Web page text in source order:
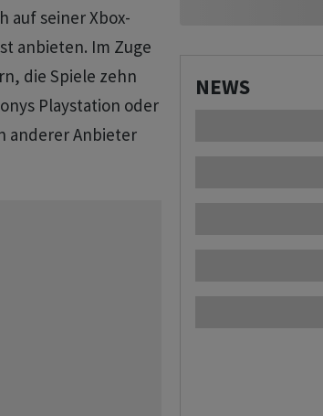
auf seiner Xbox-
anbieten. Im Zuge
die Spiele zehn
Playstation oder
anderer Anbieter
NEWS